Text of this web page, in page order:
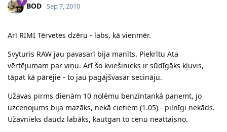
BOD Sep 7, 2010
Arī RIMI Tērvetes dzēru - labs, kā vienmēr.
Svyturis RAW jau pavasarī bija manīts. Piekrītu Ata
vērtējumam par viņu. Arī šo kviešinieks ir sūdīgāks kļuvis,
tāpat kā pārējie - to jau pagājšvasar secināju.
Užavas pirms dienām 10 nolēmu benzīntankā paņemt, jo
uzcenojums bija mazāks, nekā cietiem (1.05) - pilnīgi nekāds.
Užavnieks daudz labāks, kautgan to cenu neattaisno.